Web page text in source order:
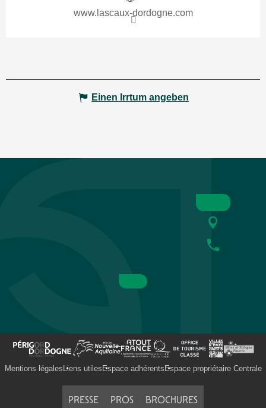
www.lascaux-dordogne.com
Einen Irrtum angeben
Mentions légales Liens utiles Espace adhérents Espace propriétaire Centrale
PRESSE PROS BROCHURES